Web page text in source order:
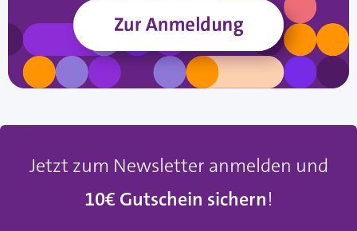
Jetzt zum Newsletter anmelden und
10€ Gutschein sichern!